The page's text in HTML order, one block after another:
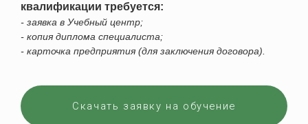
квалификации требуется:
- заявка в Учебный центр;
- копия диплома специалиста;
- карточка предприятия (для заключения договора).
Скачать заявку на обучение